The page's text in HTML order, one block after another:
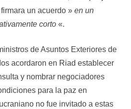
un acuerdo » en un
corto «.
de Asuntos Exteriores de
acordaron en Riad establecer
y nombrar negociadores
para la paz en
no fue invitado a estas